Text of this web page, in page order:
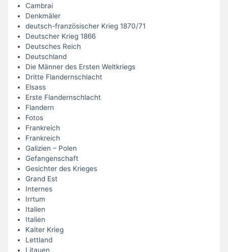
Cambrai
Denkmäler
deutsch-französischer Krieg 1870/71
Deutscher Krieg 1866
Deutsches Reich
Deutschland
Die Männer des Ersten Weltkriegs
Dritte Flandernschlacht
Elsass
Erste Flandernschlacht
Flandern
Fotos
Frankreich
Frankreich
Galizien – Polen
Gefangenschaft
Gesichter des Krieges
Grand Est
Internes
Irrtum
Italien
Italien
Kalter Krieg
Lettland
Litauen